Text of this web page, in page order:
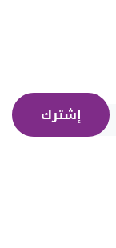
إشترك